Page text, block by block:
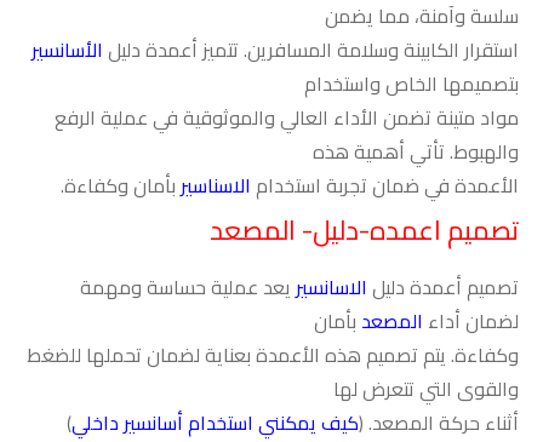
سلسة وآمنة، مما يضمن
استقرار الكابينة وسلامة المسافرين. تتميز أعمدة دليل الأسانسير
بتصميمها الخاص واستخدام
مواد متينة تضمن الأداء العالي والموثوقية في عملية الرفع
والهبوط. تأتي أهمية هذه
الأعمدة في ضمان تجربة استخدام الاسناسيربأمان وكفاءة.
تصميم اعمده-دليل- المصعد
تصميم أعمدة دليل الاسانسيريعد عملية حساسة ومهمة
لضمان أداء المصعد بأمان
وكفاءة. يتم تصميم هذه الأعمدة بعناية لضمان تحملها للضغط
والقوى التي تتعرض لها
أثناء حركة المصعد. (كيف يمكنني استخدام أسانسير داخلي)